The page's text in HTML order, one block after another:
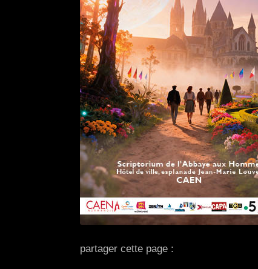
partager cette page :
Use Left/Right Arrow
keys to advance one
second, Up/Down
arrows to advance ten
seconds.